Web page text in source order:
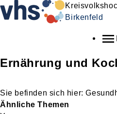
Birkenfeld
Ernährung und
Ähnliche Themen